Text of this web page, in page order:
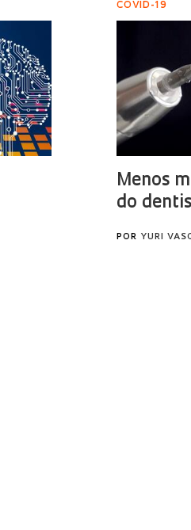
COVID-19
Menos
do
POR YURI